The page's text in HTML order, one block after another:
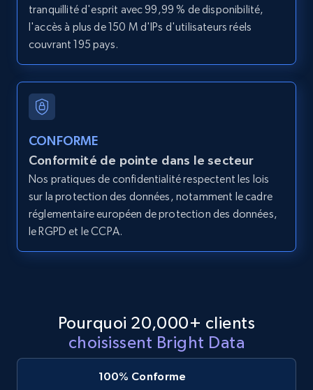
LinkedIn posts - Discover posts by Profile
URL
URL, ID, User id, Use url, Title, Headline, Post
text, Date posted, and more.
11.3K+ 1.5K+ Essai gratuit
LinkedIn posts - Discover new posts
11.3K+ 1.5K+ Essai gratuit
tranquillité d'esprit avec 99,99 % de disponibilité,
l'accès à plus de 150 M d'IPs d'utilisateurs réels
couvrant 195 pays.
CONFORME
Conformité de pointe dans le secteur
Nos pratiques de confidentialité respectent les lois
sur la protection des données, notamment le cadre
réglementaire européen de protection des données,
le RGPD et le CCPA.
Pourquoi 20,000+ clients
choisissent Bright Data
100% Conforme